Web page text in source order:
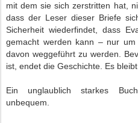
mit dem sie sich zerstritten hat,
dass der Leser dieser Briefe
Sicherheit wiederfindet, dass
gemacht werden kann – nur um
davon weggeführt zu werden.
ist, endet die Geschichte. Es
Ein unglaublich starkes
unbequem.